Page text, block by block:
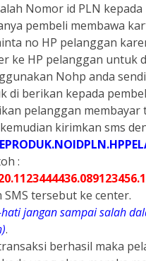
Nomor id PLN
pembeli membawa
no HP pelanggan
ke HP pelanggan untuk
Nohp anda
di berikan kepada
pelanggan
kirimkan sms
:
SMS tersebut ke center.
jangan sampai salah
.
berhasil maka